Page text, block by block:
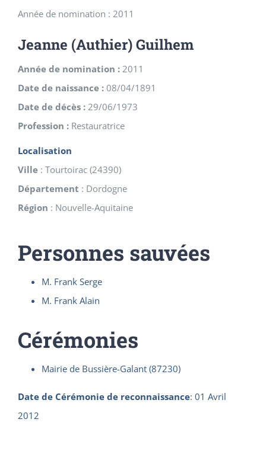
Année de nomination : 2011
Jeanne (Authier) Guilhem
Année de nomination : 2011
Date de naissance : 08/04/1891
Date de décès : 29/06/1973
Profession : Restauratrice
Localisation
Ville : Tourtoirac (24390)
Département : Dordogne
Région : Nouvelle-Aquitaine
Personnes sauvées
M. Frank Serge
M. Frank Alain
Cérémonies
Mairie de Bussière-Galant (87230)
Date de Cérémonie de reconnaissance: 01 Avril
2012